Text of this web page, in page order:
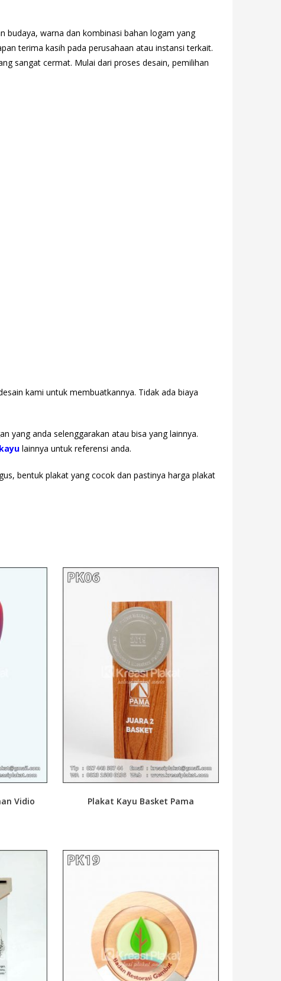
budaya, warna dan kombinasi bahan logam yang
terima kasih pada perusahaan atau instansi terkait.
sangat cermat. Mulai dari proses desain, pemilihan
kami untuk membuatkannya. Tidak ada biaya
yang anda selenggarakan atau bisa yang lainnya.
lainnya untuk referensi anda.
bentuk plakat yang cocok dan pastinya harga plakat
Vidio Plakat Kayu Basket Pama